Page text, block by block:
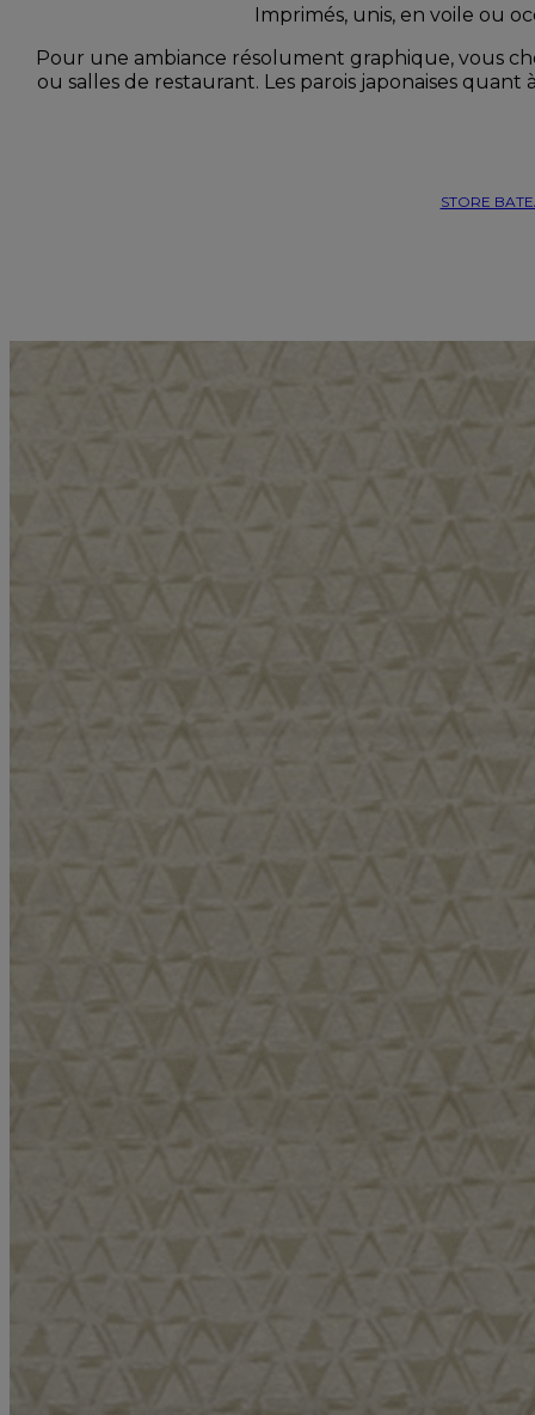
Imprimés, unis, en voile ou
Pour une ambiance résolument graphique, vous
ou salles de restaurant. Les parois japonaises
STORE